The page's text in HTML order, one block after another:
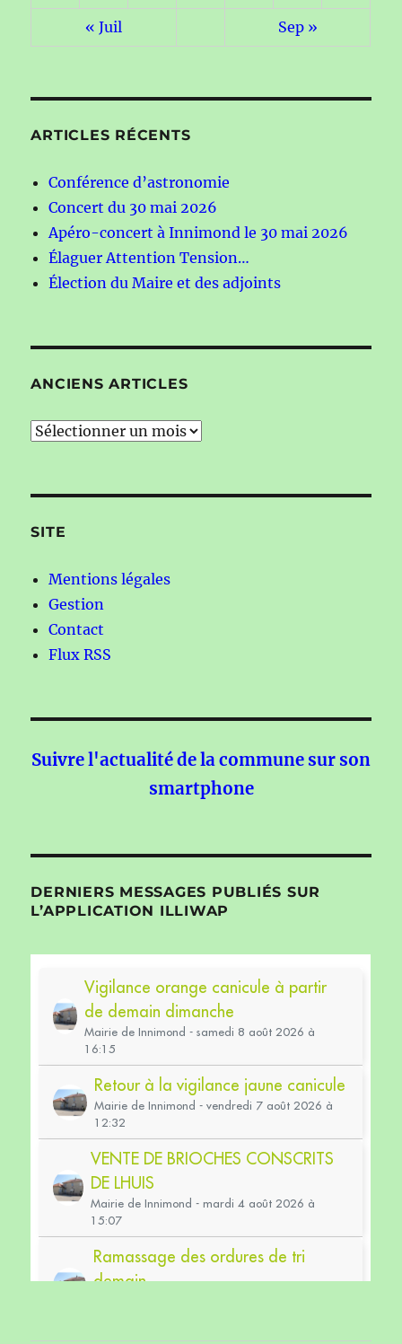
« Juil Sep »
ARTICLES RÉCENTS
Conférence d’astronomie
Concert du 30 mai 2026
Apéro-concert à Innimond le 30 mai 2026
Élaguer Attention Tension…
Élection du Maire et des adjoints
ANCIENS ARTICLES
Anciens
SITE
Mentions légales
Gestion
Contact
Flux RSS
Suivre l'actualité de la commune sur son
smartphone
DERNIERS MESSAGES PUBLIÉS SUR
L’APPLICATION ILLIWAP